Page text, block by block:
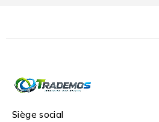
Siège social